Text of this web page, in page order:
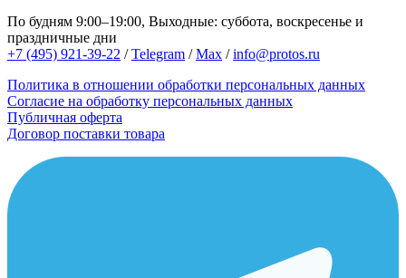
По будням 9:00–19:00, Выходные: суббота, воскресенье и
праздничные дни
+7 (495) 921-39-22 /Telegram /Max /info@protos.ru
Политика в отношении обработки персональных данных
Согласие на обработку персональных данных
Публичная оферта
Договор поставки товара